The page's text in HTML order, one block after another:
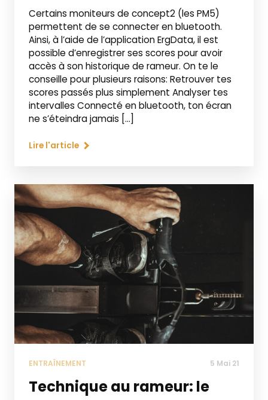
Certains moniteurs de concept2 (les PM5)
permettent de se connecter en bluetooth.
Ainsi, à l’aide de l’application ErgData, il est
possible d’enregistrer ses scores pour avoir
accès à son historique de rameur. On te le
conseille pour plusieurs raisons: Retrouver tes
scores passés plus simplement Analyser tes
intervalles Connecté en bluetooth, ton écran
ne s’éteindra jamais […]
Lire l'article
ENTRAÎNEMENT 5 Mai 21
Technique au rameur: le